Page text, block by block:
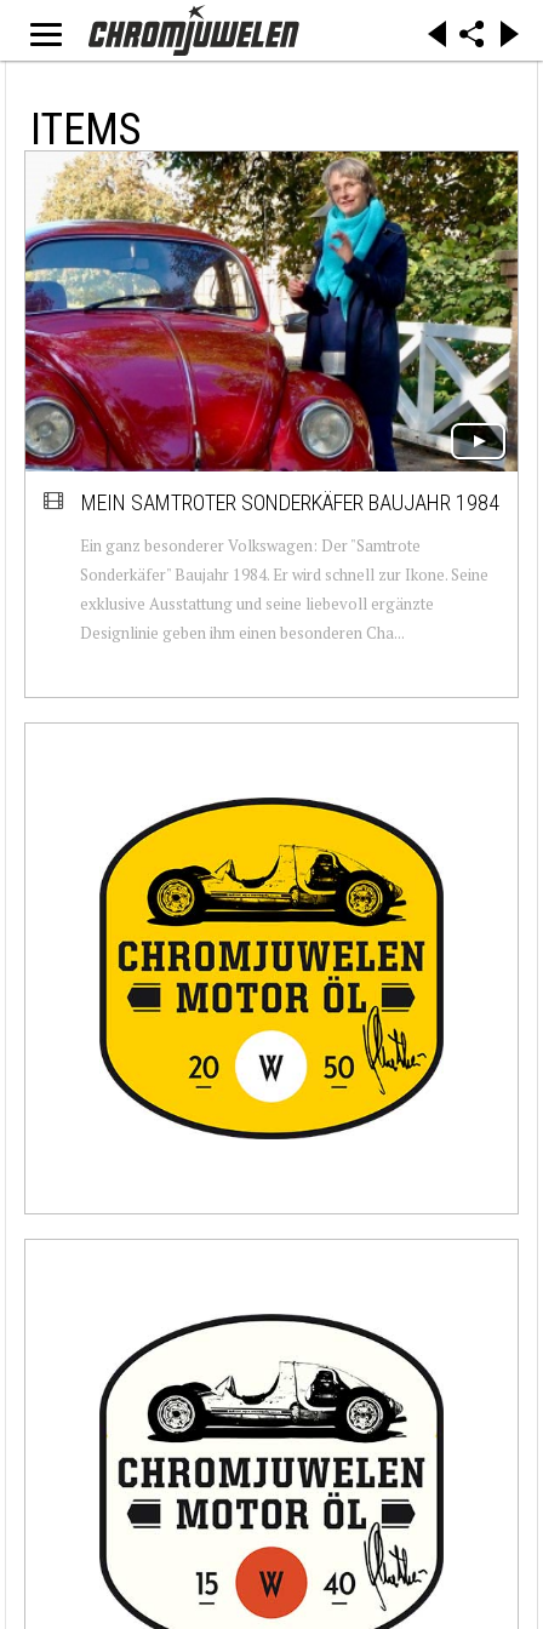
ITEMS
MEIN SAMTROTER SONDERKÄFER BAUJAHR 1984
Ein ganz besonderer Volkswagen: Der "Samtrote
Sonderkäfer" Baujahr 1984. Er wird schnell zur Ikone. Seine
exklusive Ausstattung und seine liebevoll ergänzte
Designlinie geben ihm einen besonderen Cha...